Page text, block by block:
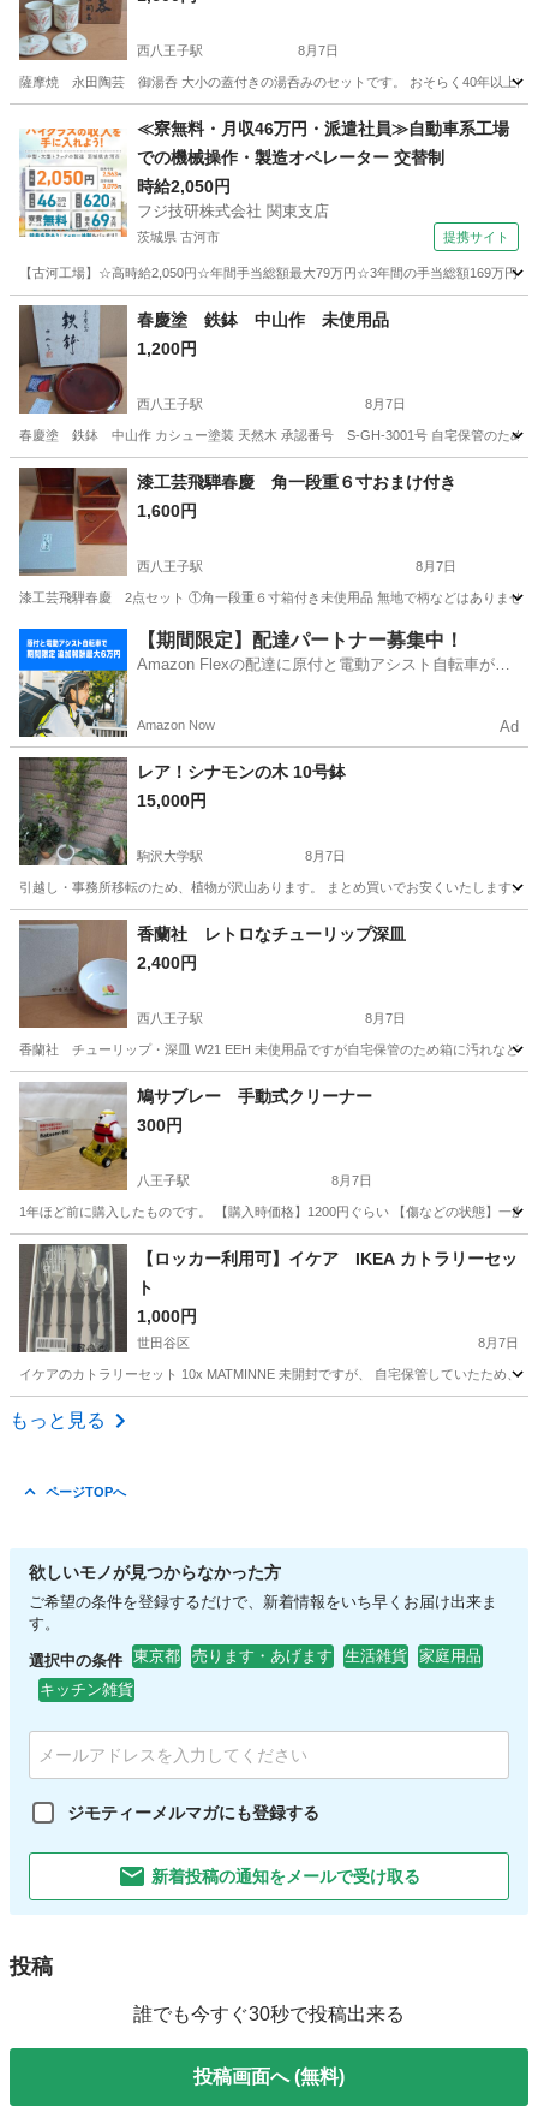
西八王子駅 8月7日
薩摩焼 永田陶芸 御湯呑 大小の蓋付きの湯呑みのセットです。 おそらく40年以上前
西八王子駅 食器
≪寮無料・月収46万円・派遣社員≫自動車系工場
での機械操作・製造オペレーター 交替制
時給2,050円
フジ技研株式会社 関東支店
茨城県 古河市 提携サイト
【古河工場】☆高時給2,050円☆年間手当総額最大79万円☆3年間の手当総額169万円
茨城 古河市 その他
春慶塗 鉄鉢 中山作 未使用品
1,200円
西八王子駅 8月7日
春慶塗 鉄鉢 中山作 カシュー塗装 天然木 承認番号 S-GH-3001号 自宅保管のため未
東京 八王子市 西八王子駅 生活雑貨
漆工芸飛騨春慶 角一段重６寸おまけ付き
1,600円
西八王子駅 8月7日
漆工芸飛騨春慶 2点セット ①角一段重６寸箱付き未使用品 無地で柄などはありませ
西八王子駅 食器
【期間限定】配達パートナー募集中！
Amazon Flexの配達に原付と電動アシスト自転車が登
Amazon Now Ad
レア！シナモンの木 10号鉢
15,000円
駒沢大学駅 8月7日
引越し・事務所移転のため、植物が沢山あります。 まとめ買いでお安くいたします。
東京 世田谷区 駒沢大学駅 家庭用品 シナモン
香蘭社 レトロなチューリップ深皿
2,400円
西八王子駅 8月7日
香蘭社 チューリップ・深皿 W21 EEH 未使用品ですが自宅保管のため箱に汚れなど
東京 八王子市 西八王子駅 食器 チューリップ
鳩サブレー 手動式クリーナー
300円
八王子駅 8月7日
1年ほど前に購入したものです。 【購入時価格】1200円ぐらい 【傷などの状態】一
東京 八王子市 八王子駅 その他
【ロッカー利用可】イケア IKEA カトラリーセッ
ト
1,000円
世田谷区 8月7日
イケアのカトラリーセット 10x MATMINNE 未開封ですが、 自宅保管していたため、
東京 世田谷区
もっと見る
ページTOPへ
欲しいモノが見つからなかった方
ご希望の条件を登録するだけで、新着情報をいち早くお届け出来ま
す。
選択中の条件 東京都 売ります・あげます 生活雑貨
家庭用品
キッチン雑貨
ジモティーメルマガにも登録する
新着投稿の通知をメールで受け取る
投稿
誰でも今すぐ30秒で投稿出来る
投稿画面へ (無料)